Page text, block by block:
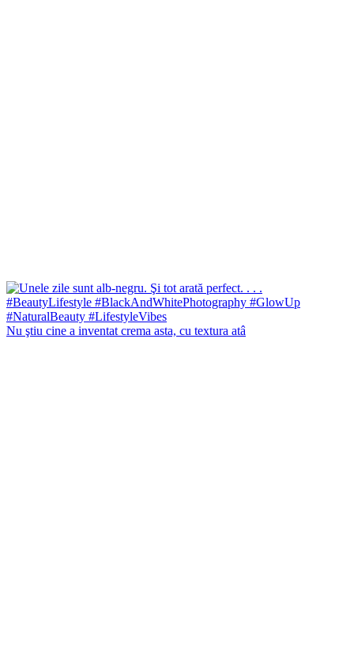
Nu ştiu cine a inventat crema asta, cu textura atâ